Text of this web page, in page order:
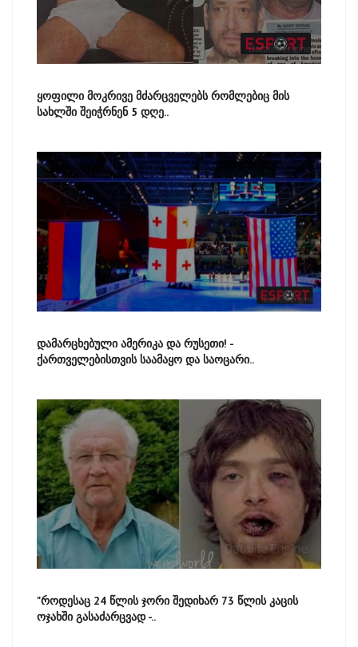
ყოფილი მოკრივე მძარცველებს რომლებიც მის
სახლში შეიჭრნენ 5 დღე..
დამარცხებული ამერიკა და რუსეთი! -
ქართველებისთვის საამაყო და საოცარი..
"როდესაც 24 წლის ჯორი შედიხარ 73 წლის კაცის
ოჯახში გასაძარცვად -..